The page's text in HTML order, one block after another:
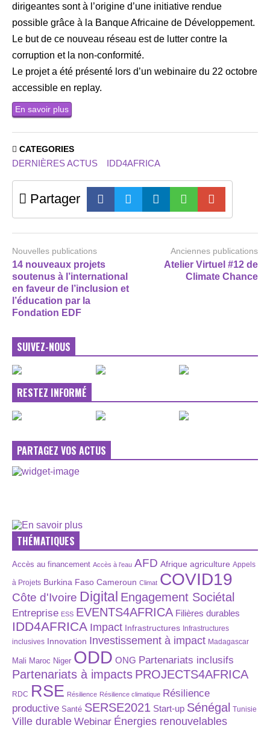
dirigeantes sont à l’origine d’une initiative rendue
possible grâce à la Banque Africaine de Développement.
Le but de ce nouveau réseau est de lutter contre la
corruption et la non-conformité.
Le projet a été présenté lors d’un webinaire du 22 octobre
accessible en replay.
En savoir plus
CATEGORIES
DERNIÈRES ACTUS IDD4AFRICA
Partager
Nouvelles publications
14 nouveaux projets
soutenus à l’international
en faveur de l’inclusion et
l’éducation par la
Fondation EDF
Anciennes publications
Atelier Virtuel #12 de
Climate Chance
SUIVEZ-NOUS
RESTEZ INFORMÉ
PARTAGEZ VOS ACTUS
THÉMATIQUES
Accès au financement Accès à l’eau AFD Afrique agriculture Appels
à Projets Burkina Faso Cameroun Climat COVID19
Côte d'Ivoire Digital Engagement Sociétal
Entreprise ESS EVENTS4AFRICA Filières durables
IDD4AFRICA Impact Infrastructures Infrastructures
inclusives Innovation Investissement à impact Madagascar
Mali Maroc Niger ODD ONG Partenariats inclusifs
Partenariats à impacts PROJECTS4AFRICA
RDC RSE Résilience Résilience climatique Résilience
productive Santé SERSE2021 Start-up Sénégal Tunisie
Ville durable Webinar Énergies renouvelables